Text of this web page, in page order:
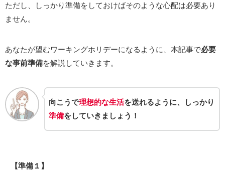
ただし、しっかり準備をしておけばそのような心配は必要あり
ません。
あなたが望むワーキングホリデーになるように、本記事で必要
な事前準備を解説していきます。
向こうで理想的な生活を送れるように、しっかり
準備をしていきましょう！
【準備１】